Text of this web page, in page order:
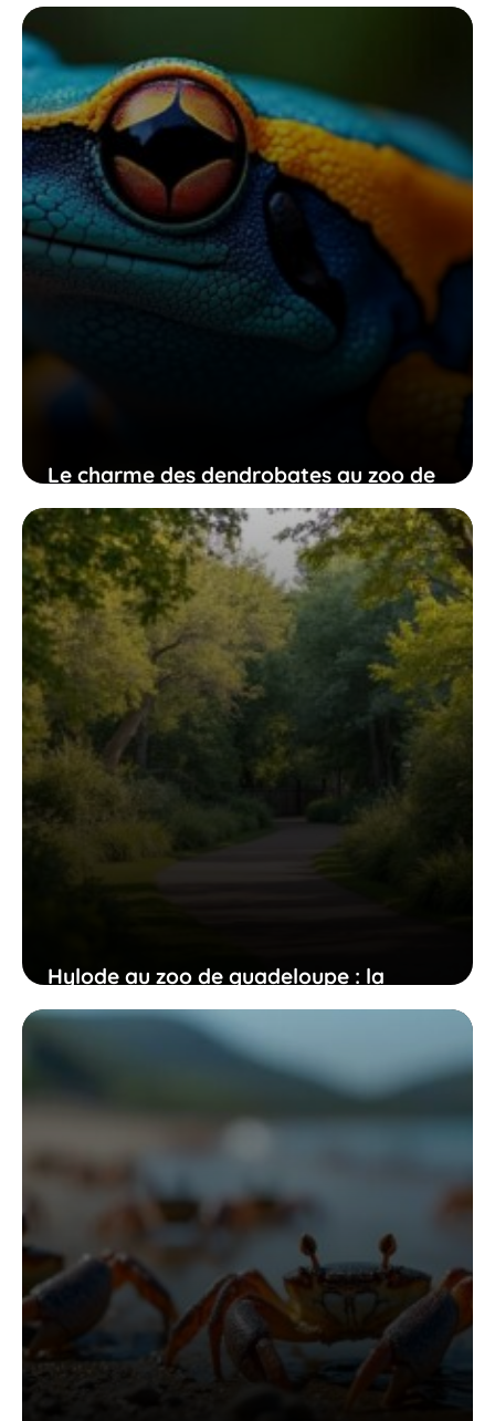
naturels qui racontent la martinique
d’hier et d’aujourd’hui
2 mai 2026
Le charme des dendrobates au zoo de
Guadeloupe : entre beauté fragile et
message puissant pour la planète
21 avril 2026
Hylode au zoo de guadeloupe : la
rencontre qui change votre regard sur
la faune et les enjeux écologiques